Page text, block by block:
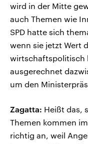
wird in der Mitte
auch Themen wie
SPD hatte sich
wenn sie jetzt Wert
wirtschaftspolitisch
ausgerechnet
um den
Zagatta: Heißt das,
Themen kommen
richtig an, weil